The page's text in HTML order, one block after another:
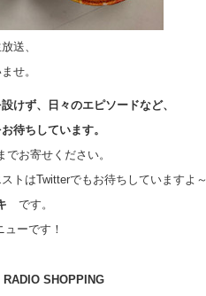
送、
せ。
けず、日々のエピソードなど、
待ちしています。
お寄せください。
トはTwitterでもお待ちしていますよ～
です。
ーです！
RADIO SHOPPING